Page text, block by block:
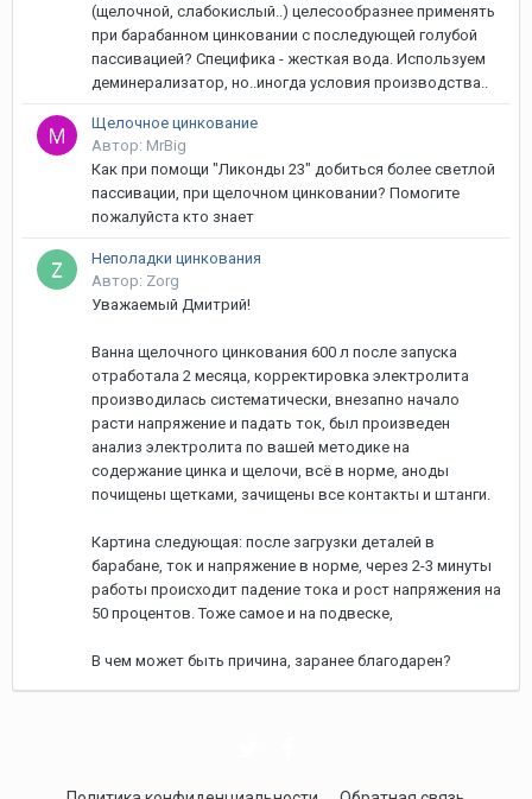
(щелочной, слабокислый..) целесообразнее применять
при барабанном цинковании с последующей голубой
пассивацией? Специфика - жесткая вода. Используем
деминерализатор, но..иногда условия производства..
Щелочное цинкование
Автор: MrBig
Как при помощи "Ликонды 23" добиться более светлой
пассивации, при щелочном цинковании? Помогите
пожалуйста кто знает
Неполадки цинкования
Автор: Zorg
Уважаемый Дмитрий!
Ванна щелочного цинкования 600 л после запуска
отработала 2 месяца, корректировка электролита
производилась систематически, внезапно начало
расти напряжение и падать ток, был произведен
анализ электролита по вашей методике на
содержание цинка и щелочи, всё в норме, аноды
почищены щетками, зачищены все контакты и штанги.
Картина следующая: после загрузки деталей в
барабане, ток и напряжение в норме, через 2-3 минуты
работы происходит падение тока и рост напряжения на
50 процентов. Тоже самое и на подвеске,
В чем может быть причина, заранее благодарен?